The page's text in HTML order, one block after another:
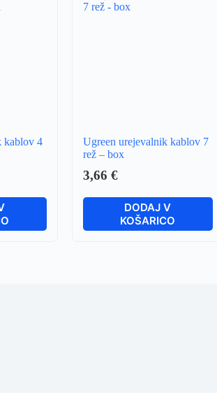
kablov 4
Ugreen urejevalnik kablov 7
rež – box
3,66 €
DODAJ V
KOŠARICO